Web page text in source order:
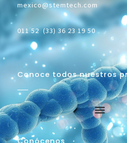
mexico@stemtech.com
011 52 (33) 36 23 19 50
Conoce todos nuestros
Conócenos